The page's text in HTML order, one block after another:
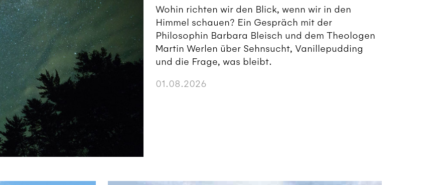
Wohin richten wir den Blick, wenn wir in den
Himmel schauen? Ein Gespräch mit der
Philosophin Barbara Bleisch und dem Theologen
Martin Werlen über Sehnsucht, Vanillepudding
und die Frage, was bleibt.
01.08.2026